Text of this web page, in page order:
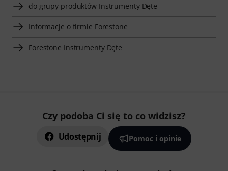
do grupy produktów Instrumenty Dęte
Informacje o firmie Forestone
Forestone Instrumenty Dęte
Czy podoba Ci się to co widzisz?
Udostępnij Pomoc i opinie